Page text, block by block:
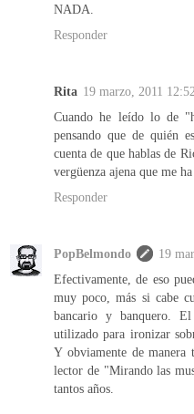
NADA.
Responder
Rita 19 marzo, 2011
Cuando he leído lo de
pensando que de quién
cuenta de que hablas de
vergüenza ajena que me
Responder
PopBelmondo
19
Efectivamente, de eso
muy poco, más si cabe
bancario y banquero.
utilizado para ironizar
Y obviamente de manera
lector de "Mirando las
tantos años.